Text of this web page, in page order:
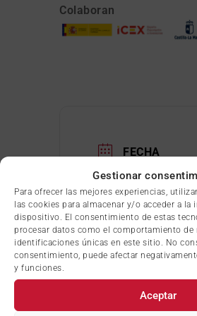
Gestionar
Para ofrecer las mejores experiencias,
las cookies para almacenar y/o acceder a la
dispositivo. El consentimiento de estas
procesar datos como el comportamiento de
identificaciones únicas en este sitio. No
consentimiento, puede afectar
y funciones.
Aceptar
Colaboran
FECHA
14 May 2024
¡Caducado!
Cámara de